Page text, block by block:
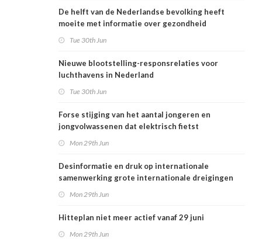
De helft van de Nederlandse bevolking heeft
moeite met informatie over gezondheid
Tue 30th Jun
Nieuwe blootstelling-responsrelaties voor
luchthavens in Nederland
Tue 30th Jun
Forse stijging van het aantal jongeren en
jongvolwassenen dat elektrisch fietst
Mon 29th Jun
Desinformatie en druk op internationale
samenwerking grote internationale dreigingen
Mon 29th Jun
Hitteplan niet meer actief vanaf 29 juni
Mon 29th Jun